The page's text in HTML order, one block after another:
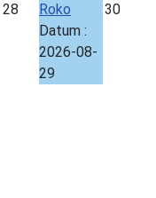
28
Roko
Datum :
2026-08-
29
30